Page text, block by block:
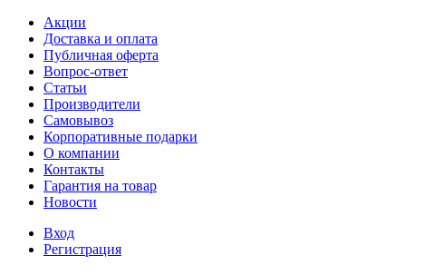
Акции
Доставка и оплата
Публичная оферта
Вопрос-ответ
Статьи
Производители
Самовывоз
Корпоративные подарки
О компании
Контакты
Гарантия на товар
Новости
Вход
Регистрация